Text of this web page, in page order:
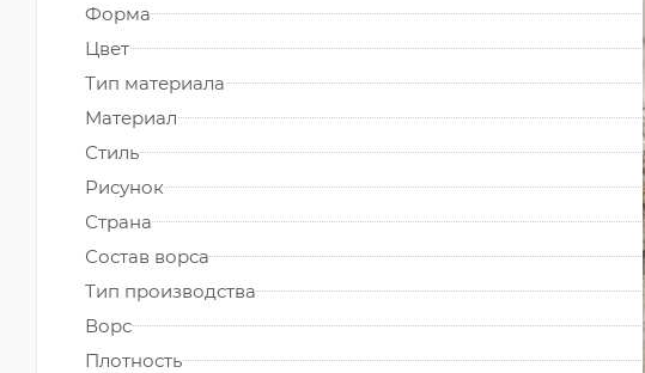
Форма
Цвет
Тип материала
Материал
Стиль
Рисунок
Страна
Состав ворса
Тип производства
Ворс
Плотность